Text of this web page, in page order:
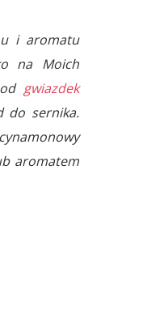
i aromatu
na Moich
gwiazdek
do sernika.
aromatem